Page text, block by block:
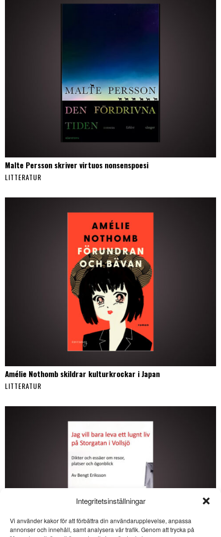
Integritetsinställningar
Vi använder kakor för att förbättra din användarupplevelse, anpassa
annonser och innehåll, samt analysera vår trafik. Genom att trycka på
Malte Persson skriver virtuos nonsenspoesi
LITTERATUR
Amélie Nothomb skildrar kulturkrockar i Japan
LITTERATUR
SE ÄVEN